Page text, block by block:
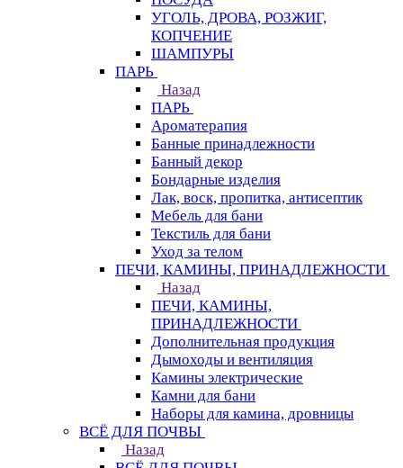
УГОЛЬ, ДРОВА, РОЗЖИГ,
КОПЧЕНИЕ
ШАМПУРЫ
ПАРЬ
Назад
ПАРЬ
Ароматерапия
Банные принадлежности
Банный декор
Бондарные изделия
Лак, воск, пропитка, антисептик
Мебель для бани
Текстиль для бани
Уход за телом
ПЕЧИ, КАМИНЫ, ПРИНАДЛЕЖНОСТИ
Назад
ПЕЧИ, КАМИНЫ,
ПРИНАДЛЕЖНОСТИ
Дополнительная продукция
Дымоходы и вентиляция
Камины электрические
Камни для бани
Наборы для камина, дровницы
ВСЁ ДЛЯ ПОЧВЫ
Назад